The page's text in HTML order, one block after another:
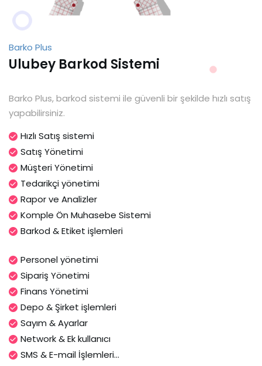
Barko Plus
Ulubey Barkod Sistemi
Barko Plus, barkod sistemi ile güvenli bir şekilde hızlı satış
yapabilirsiniz.
Hızlı Satış sistemi
Satış Yönetimi
Müşteri Yönetimi
Tedarikçi yönetimi
Rapor ve Analizler
Komple Ön Muhasebe Sistemi
Barkod & Etiket işlemleri
Personel yönetimi
Sipariş Yönetimi
Finans Yönetimi
Depo & Şirket işlemleri
Sayım & Ayarlar
Network & Ek kullanıcı
SMS & E-mail İşlemleri...